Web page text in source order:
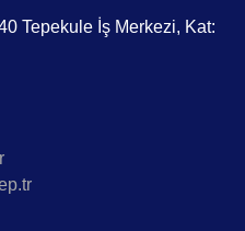
Tepekule İş Merkezi, Kat: